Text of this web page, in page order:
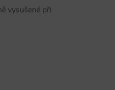
vysušené při